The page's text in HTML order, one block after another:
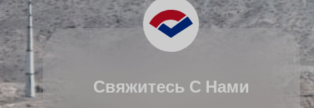
Свяжитесь С Нами